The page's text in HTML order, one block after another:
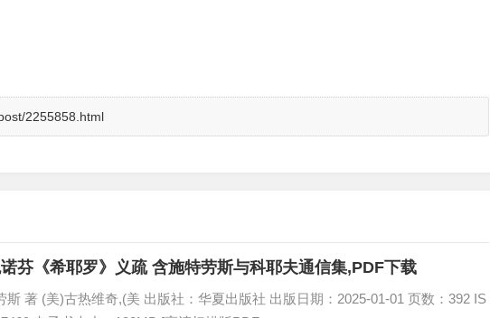
2255858.html
芬《希耶罗》义疏 含施特劳斯与科耶夫通信集,PDF下载
斯 著 (美)古热维奇,(美 出版社：华夏出版社 出版日期：2025-01-01 页数：392 IS